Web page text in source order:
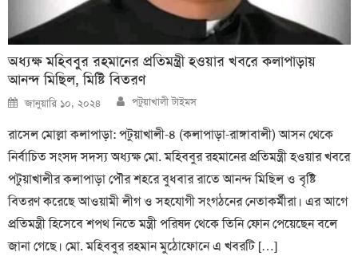
অধ্যক্ষ মহিববুর রহমানের প্রতিমন্ত্রী হওয়ার খবরে কলাপাড়ায়
আনন্দ মিছিল, মিষ্টি বিতরণ
Posted
on
জানুয়ারি ১০, ২০২৪ Author
পটুয়াখালী টাইমস
রাসেল মোল্লা কলাপাড়া: পটুয়াখালী-৪ (কলাপাড়া-রাঙ্গাবালী) আসন থেকে
নির্বাচিত সংসদ সদস্য অধ্যক্ষ মো. মহিববুর রহমানের প্রতিমন্ত্রী হওয়ার খবরে
পটুয়াখালীর কলাপাড়া পৌর শহরে বুধবার রাতে আনন্দ মিছিল ও বৃষ্টি
বিতরণ করেছে আওয়ামী লীগ ও সহযোগী সংগঠনের নেতাকর্মীরা। এর আগে
প্রতিমন্ত্রী হিসেবে শপথ নিতে মন্ত্রী পরিষদ থেকে তিনি ফোন পেয়েছেন বলে
জানা গেছে। মো. মহিববুর রহমান মুঠোফোনে এ খবরটি […]